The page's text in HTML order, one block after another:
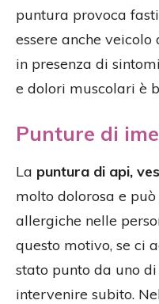
puntura provoca
essere anche
in presenza di
e dolori muscolari è
Punture di
La puntura di api,
molto dolorosa e
allergiche nelle
questo motivo, se ci
stato punto da uno
intervenire subito.